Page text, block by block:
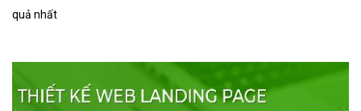
quả nhất